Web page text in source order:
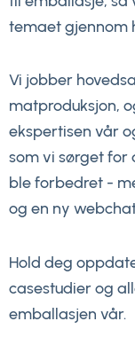
temaet gjennom
Vi jobber
matproduksjon,
ekspertisen vår
som vi sørget
ble forbedret -
og en ny
Hold deg
casestudier og
emballasjen vår.